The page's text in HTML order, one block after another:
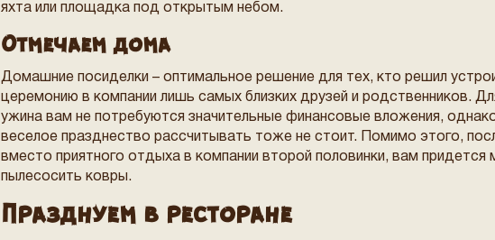
яхта или площадка под открытым небом.
Отмечаем дома
Домашние посиделки – оптимальное решение для тех, кто решил
церемонию в компании лишь самых близких друзей и родственников.
ужина вам не потребуются значительные финансовые вложения,
веселое празднество рассчитывать тоже не стоит. Помимо этого,
вместо приятного отдыха в компании второй половинки, вам придется
пылесосить ковры.
Празднуем в ресторане